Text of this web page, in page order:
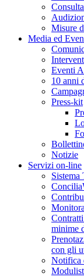
Misure
Media ed
Eventi
10 anni
Press-kit
Notizie
Servizi on-line
Sistema
minime
con gli
Notifica